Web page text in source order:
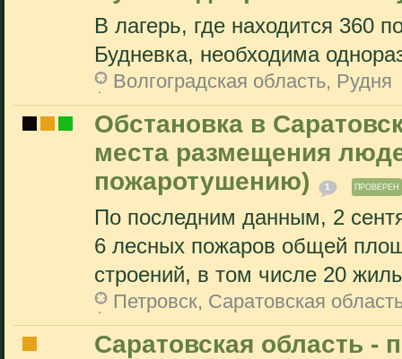
В лагерь, где находится 360
Будневка, необходима
Волгоградская область, Рудня
Обстановка в
места размещения
пожаротушению)
1 ПРОВЕРЕН
По последним данным, 2
6 лесных пожаров общей
строений, в том числе 20
Петровск, Саратовская
Саратовская область -